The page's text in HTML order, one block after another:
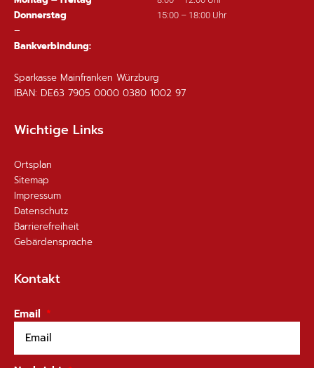
Donnerstag 15:00 – 18:00 Uhr
–
Bankverbindung:
Sparkasse Mainfranken Würzburg
IBAN: DE63 7905 0000 0380 1002 97
Wichtige Links
Ortsplan
Sitemap
Impressum
Datenschutz
Barrierefreiheit
Gebärdensprache
Kontakt
Email